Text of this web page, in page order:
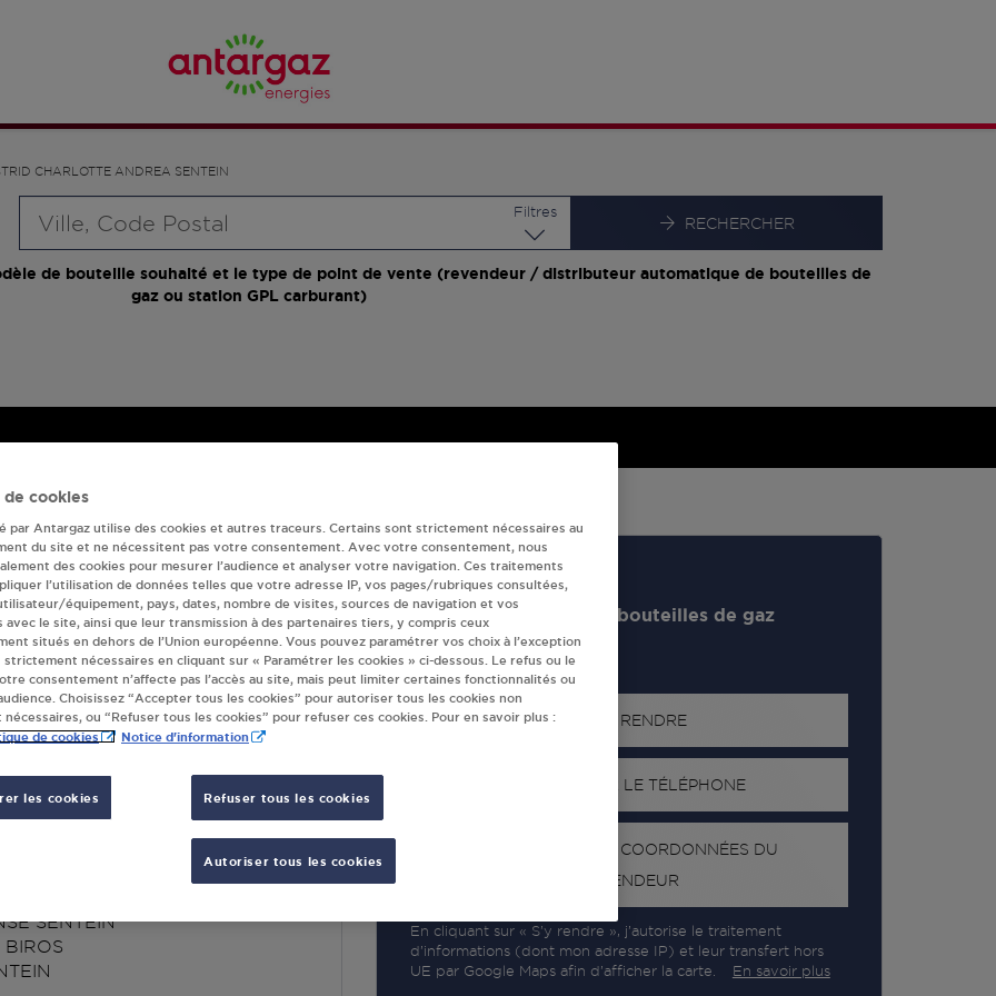
CHARLOTTE ANDREA SENTEIN
Filtres
RECHERCHER
de bouteille souhaité et le type de point de vente (revendeur / distributeur automatique de bouteilles de
gaz ou station GPL carburant)
ANDREA
SENTEIN
Revendeur de bouteilles de gaz
S'Y RENDRE
AFFICHER LE TÉLÉPHONE
RECEVOIR LES COORDONNÉES DU
REVENDEUR
En cliquant sur « S’y rendre », j’autorise le traitement
d’informations (dont mon adresse IP) et leur transfert hors
UE par Google Maps afin d’afficher la carte.
En savoir plus
de cookies
par Antargaz utilise des cookies et autres traceurs. Certains sont strictement nécessaires au
du site et ne nécessitent pas votre consentement. Avec votre consentement, nous
des cookies pour mesurer l’audience et analyser votre navigation. Ces traitements
l’utilisation de données telles que votre adresse IP, vos pages/rubriques consultées,
équipement, pays, dates, nombre de visites, sources de navigation et vos
avec le site, ainsi que leur transmission à des partenaires tiers, y compris ceux
situés en dehors de l’Union européenne. Vous pouvez paramétrer vos choix à l’exception
strictement nécessaires en cliquant sur « Paramétrer les cookies » ci-dessous. Le refus ou le
consentement n’affecte pas l’accès au site, mais peut limiter certaines fonctionnalités ou
Choisissez “Accepter tous les cookies” pour autoriser tous les cookies non
ou “Refuser tous les cookies” pour refuser ces cookies. Pour en savoir plus :
de cookies Notice d'information
les cookies Refuser tous les cookies
Autoriser tous les cookies